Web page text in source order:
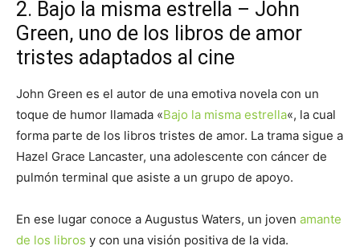
2. Bajo la misma estrella – John
Green, uno de los libros de amor
tristes adaptados al cine
John Green es el autor de una emotiva novela con un
toque de humor llamada «Bajo la misma estrella«, la cual
forma parte de los libros tristes de amor. La trama sigue a
Hazel Grace Lancaster, una adolescente con cáncer de
pulmón terminal que asiste a un grupo de apoyo.
En ese lugar conoce a Augustus Waters, un joven amante
de los libros y con una visión positiva de la vida.